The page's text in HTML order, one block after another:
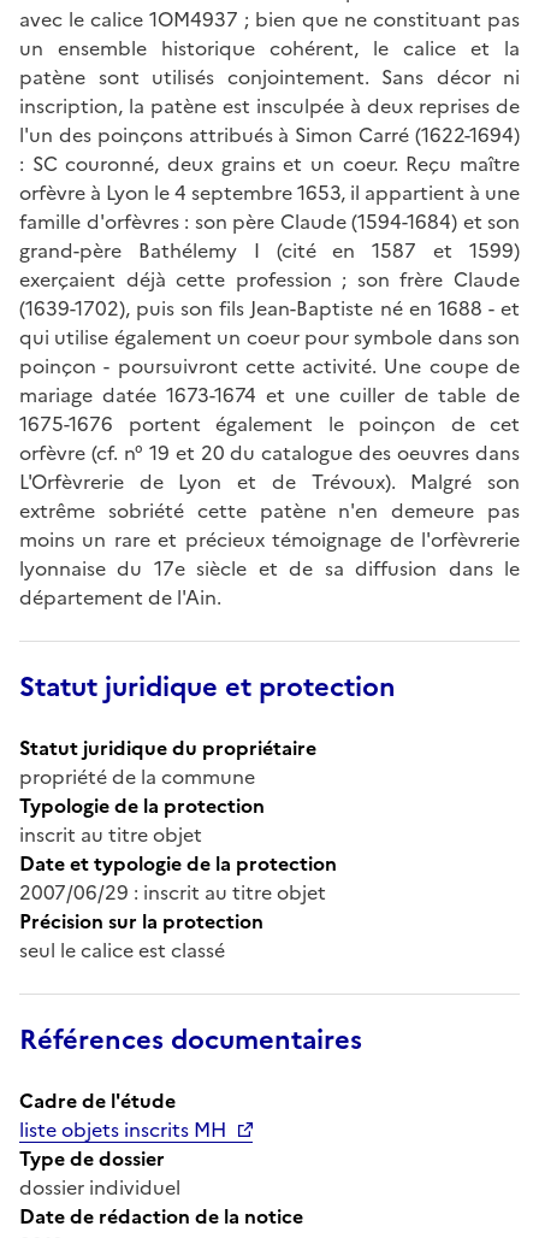
avec le calice 1OM4937 ; bien que ne constituant pas
un ensemble historique cohérent, le calice et la
patène sont utilisés conjointement. Sans décor ni
inscription, la patène est insculpée à deux reprises de
l'un des poinçons attribués à Simon Carré (1622-1694)
: SC couronné, deux grains et un coeur. Reçu maître
orfèvre à Lyon le 4 septembre 1653, il appartient à une
famille d'orfèvres : son père Claude (1594-1684) et son
grand-père Bathélemy I (cité en 1587 et 1599)
exerçaient déjà cette profession ; son frère Claude
(1639-1702), puis son fils Jean-Baptiste né en 1688 - et
qui utilise également un coeur pour symbole dans son
poinçon - poursuivront cette activité. Une coupe de
mariage datée 1673-1674 et une cuiller de table de
1675-1676 portent également le poinçon de cet
orfèvre (cf. n° 19 et 20 du catalogue des oeuvres dans
L'Orfèvrerie de Lyon et de Trévoux). Malgré son
extrême sobriété cette patène n'en demeure pas
moins un rare et précieux témoignage de l'orfèvrerie
lyonnaise du 17e siècle et de sa diffusion dans le
département de l'Ain.
Statut juridique et protection
Statut juridique du propriétaire
propriété de la commune
Typologie de la protection
inscrit au titre objet
Date et typologie de la protection
2007/06/29 : inscrit au titre objet
Précision sur la protection
seul le calice est classé
Références documentaires
Cadre de l'étude
liste objets inscrits MH
Type de dossier
dossier individuel
Date de rédaction de la notice